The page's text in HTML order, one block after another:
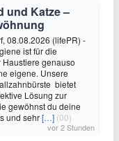
und Katze –
08.08.2026 (lifePR) -
ist für die
genauso
eigene. Unsere
bietet
Lösung zur
gewöhnst du deine
und sehr[…] (00)
vor 2 Stunden